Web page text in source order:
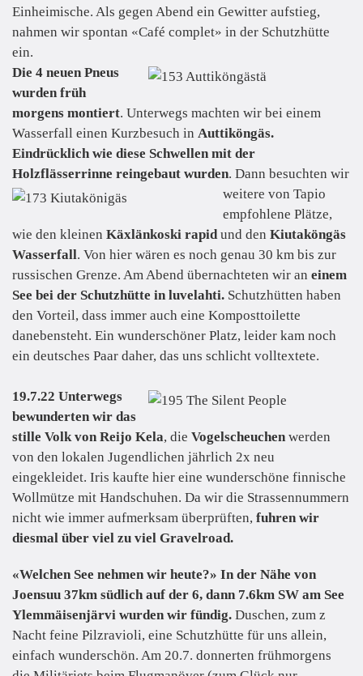
Einheimische. Als gegen Abend ein Gewitter aufstieg,
nahmen wir spontan «Café complet» in der Schutzhütte
ein.
Die 4 neuen Pneus
wurden früh
morgens montiert. Unterwegs machten wir bei einem
Wasserfall einen Kurzbesuch in Auttiköngäs.
Eindrücklich wie diese Schwellen mit der
Holzflässerrinne reingebaut wurden. Dann besuchten wir
weitere von Tapio
empfohlene Plätze,
wie den kleinen Käxlänkoski rapidund den Kiutaköngäs
Wasserfall. Von hier wären es noch genau 30 km bis zur
russischen Grenze. Am Abend übernachteten wir an einem
See bei der Schutzhütte in luvelahti. Schutzhütten haben
den Vorteil, dass immer auch eine Komposttoilette
danebensteht. Ein wunderschöner Platz, leider kam noch
ein deutsches Paar daher, das uns schlicht volltextete.
19.7.22 Unterwegs
bewunderten wir das
stille Volk von Reijo Kela, die Vogelscheuchen werden
von den lokalen Jugendlichen jährlich 2x neu
eingekleidet. Iris kaufte hier eine wunderschöne finnische
Wollmütze mit Handschuhen. Da wir die Strassennummern
nicht wie immer aufmerksam überprüften, fuhren wir
diesmal über viel zu viel Gravelroad.
«Welchen See nehmen wir heute?» In der Nähe von
Joensuu 37km südlich auf der 6, dann 7.6km SW am See
Ylemmäisenjärvi wurden wir fündig. Duschen, zum z
Nacht feine Pilzravioli, eine Schutzhütte für uns allein,
einfach wunderschön. Am 20.7. donnerten frühmorgens